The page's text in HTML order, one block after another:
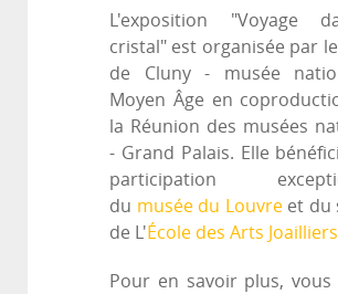
L'exposition "Voyage
cristal" est organisée par
de Cluny - musée
Moyen Âge en
la Réunion des musées
- Grand Palais. Elle
participation
du musée du Louvreet du
de L'École des Arts Joailliers
Pour en savoir plus, vous